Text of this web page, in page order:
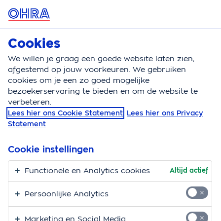
MENU
Autoverzekering
Autoverzekering Automerk Citroen
De autoverzekering
voor jouw Citroën
verliefd. Hooguit hop je van een Citroën C1 naar een
C3 of naar een C5 X. En dat kan! Want voor
elke Citroën hebben wij bij OHRA een passende
verzekering.
Cookies
We willen je graag een goede website laten zien,
afgestemd op jouw voorkeuren. We gebruiken
cookies om je een zo goed mogelijke
bezoekerservaring te bieden en om de website te
verbeteren.
Lees hier ons Cookie Statement Lees hier ons Privacy
Statement
Cookie instellingen
Functionele en Analytics cookies Altijd actief
Persoonlijke Analytics
Marketing en Social Media